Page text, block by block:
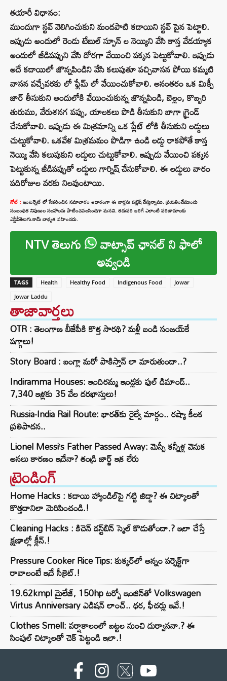
తయారీ విధానం:
ముందుగా స్టవ్ వెలిగించుకుని మందపాటి కడాయిని స్టవ్ పైన పెట్టాలి.
ఇప్పుడు అందులో రెండు టేబుల్ స్పూన్ ల నెయ్యిని వేసి కాస్త వేడయ్యాక
అందులో జీడిపప్పుని వేసి దోరగా వేయించి పక్కన పెట్టుకోవాలి. ఇప్పుడు
అదే కడాయిలో జొన్నపిండిని వేసి కలుపుతూ పచ్చివాసన పోయి కమ్మటి
వాసన వచ్చేవరకు లో ఫ్లేమ్ లో వేయించుకోవాలి. అనంతరం ఒక మిక్సీ
జార్ తీసుకుని అందులోకి వేయించుకున్న జొన్నపిండి, బెల్లం, కొబ్బరి
తురుము, వేరుశనగ పప్పు, యాలకలు పొడి తీసుకుని బాగా గ్రైండ్
చేసుకోవాలి. ఇప్పుడు ఈ మిశ్రమాన్ని ఒక ప్లేట్ లోకి తీసుకుని లడ్డులు
చుట్టుకోవాలి. ఒకవేళ మిశ్రమమం పొడిగా ఉండి లడ్డు రాకపోతే కాస్త
నెయ్యి వేసి కలుపుకుని లడ్డులు చుట్టుకోవాలి. ఇప్పుడు వేయించి పక్కన
పెట్టుకున్న జీడిపప్పుతో లడ్డులు గార్నిష్ చేసుకోవాలి. ఈ లడ్డులు వారం
పదిరోజుల వరకు నిలవుంటాయి.
నోట్ :ఇంటర్నెట్ లో సేకరించిన సమాచారం ఆధారంగా ఈ వార్తను పబ్లిష్ చేస్తున్నాము. ప్రయతించేముందు
సంబంధిత నిపుణుల సలహాలను పాటించవలసిందిగా మనవి. తదుపరి జరిగే ఎలాంటి పరిణామాలకు
ఎన్టీవీతెలుగు.కామ్ బాధ్యత వహించదు.
NTV తెలుగు వాట్సాప్ ఛానల్ ని ఫాలో
అవ్వండి
TAGS Health Healthy Food Indigenous Food
Jowar
Jowar Laddu
తాజావార్తలు
OTR : తెలంగాణ బీజేపీకి కొత్త సారథి? మళ్లీ బండి సంజయ్‌కే
పగ్గాలు!
Story Board : బంగ్లా మరో పాకిస్తాన్ లా మారుతుందా..?
Indiramma Houses: ఇందిరమ్మ ఇండ్లకు ఫుల్ డిమాండ్..
7,340 ఇళ్లకు 35 వేల దరఖాస్తులు!
Russia-India Rail Route: భారత్‌కు రైల్వే మార్గం.. రష్యా కీలక
ప్రతిపాదన..
Lionel Messi’s Father Passed Away: మెస్సీ కన్నీళ్ల వెనుక
అసలు కారణం ఇదేనా? తండ్రి జార్జ్ ఇక లేరు
ట్రెండింగ్‌
Home Hacks : కడాయి హ్యాండిల్‌పై గట్టి జిడ్డా? ఈ చిట్కాలతో
కొత్తదానిలా మెరిపించండి.!
Cleaning Hacks : కిచెన్ డస్ట్‌బిన్ స్మెల్ కొడుతోందా.? ఇలా చేస్తే
క్షణాల్లో క్లీన్.!
Pressure Cooker Rice Tips: కుక్కర్‌లో అన్నం పర్ఫెక్ట్‌గా
రావాలంటే ఇదే సీక్రెట్.!
19.62kmpl మైలేజ్, 150hp టర్బో ఇంజిన్‌తో Volkswagen
Virtus Anniversary ఎడిషన్ లాంచ్.. ధర, ఫీచర్లు ఇవే.!
Clothes Smell: వర్షాకాలంలో బట్టల నుంచి దుర్వాసనా.? ఈ
సింపుల్ చిట్కాలతో చెక్ పెట్టండి ఇలా.!